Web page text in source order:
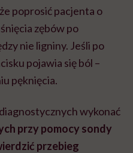
poprosić pacjenta o
zębów po
nie ligniny. Jeśli po
pojawia się ból –
pęknięcia.
wykonać
przy pomocy sondy
przebieg